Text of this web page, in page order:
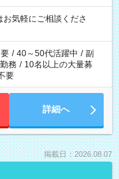
気軽にご相談くださ
/ 40～50代活躍中 / 副
務 / 10名以上の大量募
要
詳細へ
掲載日：2026.08.07